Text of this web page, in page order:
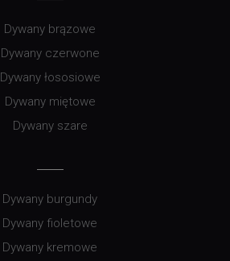
Dywany brązowe
Dywany czerwone
Dywany łososiowe
Dywany miętowe
Dywany szare
Dywany burgundy
Dywany fioletowe
Dywany kremowe